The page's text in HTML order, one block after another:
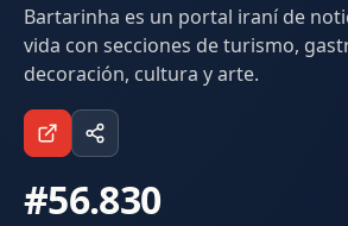
Bartarinha es un portal iraní de
vida con secciones de turismo,
decoración, cultura y arte.
#56.830